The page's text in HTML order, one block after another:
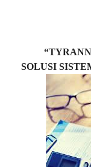
SOLUSI